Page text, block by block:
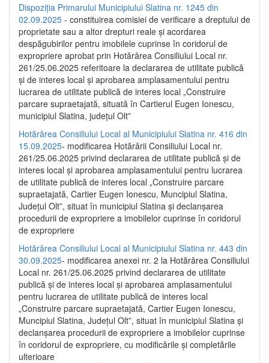
Dispoziția Primarului Municipiului Slatina nr. 1245 din
02.09.2025 - constituirea comisiei de verificare a dreptului de
proprietate sau a altor drepturi reale și acordarea
despăgubirilor pentru imobilele cuprinse în coridorul de
expropriere aprobat prin Hotărârea Consiliului Local nr.
261/25.06.2025 referitoare la declararea de utilitate publică
și de interes local și aprobarea amplasamentului pentru
lucrarea de utilitate publică de interes local „Construire
parcare supraetajată, situată în Cartierul Eugen Ionescu,
municipiul Slatina, județul Olt”
Hotărârea Consiliului Local al Municipiului Slatina nr. 416 din
15.09.2025- modificarea Hotărârii Consiliului Local nr.
261/25.06.2025 privind declararea de utilitate publică și de
interes local și aprobarea amplasamentului pentru lucrarea
de utilitate publică de interes local „Construire parcare
supraetajată, Cartier Eugen Ionescu, Muncipiul Slatina,
Județul Olt”, situat în municipiul Slatina și declanșarea
procedurii de expropriere a imobilelor cuprinse în coridorul
de expropriere
Hotărârea Consiliului Local al Municipiului Slatina nr. 443 din
30.09.2025- modificarea anexei nr. 2 la Hotărârea Consiliului
Local nr. 261/25.06.2025 privind declararea de utilitate
publică şi de interes local şi aprobarea amplasamentului
pentru lucrarea de utilitate publică de interes local
„Construire parcare supraetajată, Cartier Eugen Ionescu,
Muncipiul Slatina, Judeţul Olt”, situat în municipiul Slatina şi
declanşarea procedurii de expropriere a imobilelor cuprinse
în coridorul de expropriere, cu modificările şi completările
ulterioare